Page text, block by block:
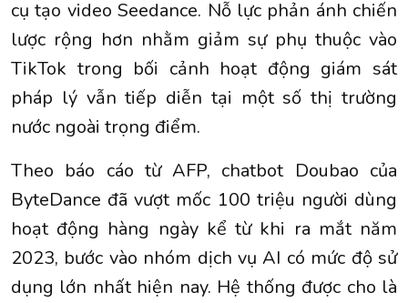
cụ tạo video Seedance. Nỗ lực phản ánh chiến
lược rộng hơn nhằm giảm sự phụ thuộc vào
TikTok trong bối cảnh hoạt động giám sát
pháp lý vẫn tiếp diễn tại một số thị trường
nước ngoài trọng điểm.
Theo báo cáo từ AFP, chatbot Doubao của
ByteDance đã vượt mốc 100 triệu người dùng
hoạt động hàng ngày kể từ khi ra mắt năm
2023, bước vào nhóm dịch vụ AI có mức độ sử
dụng lớn nhất hiện nay. Hệ thống được cho là